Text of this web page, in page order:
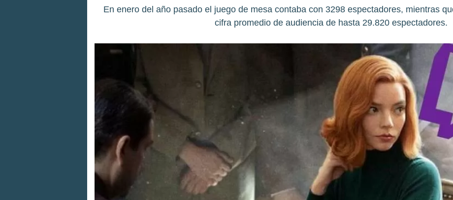
En enero del año pasado el juego de mesa contaba con 3298 espectadores, mientras
cifra promedio de audiencia de hasta 29.820 espectadores.